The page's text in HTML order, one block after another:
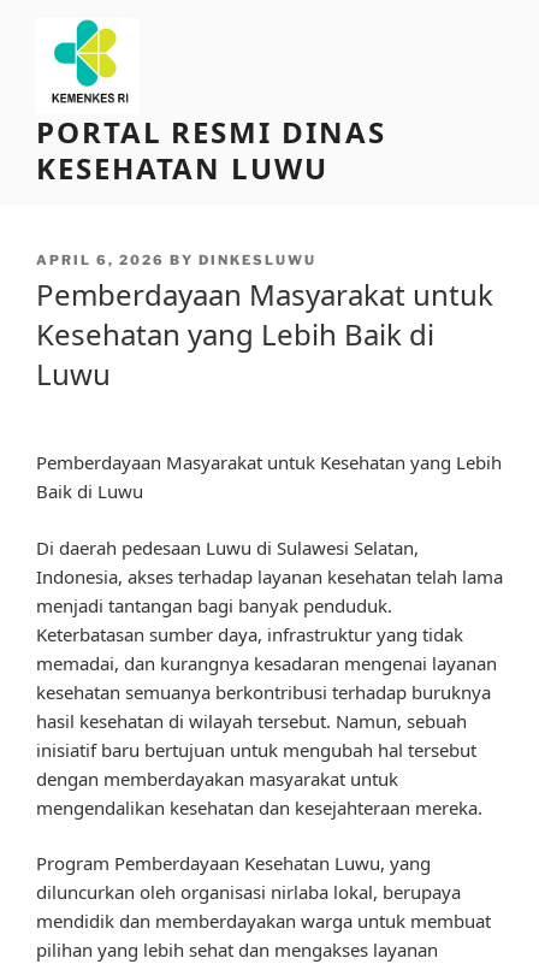
content
PORTAL RESMI DINAS
KESEHATAN LUWU
POSTED
APRIL 6, 2026 BY DINKESLUWU
Pemberdayaan Masyarakat untuk
Kesehatan yang Lebih Baik di
Luwu
Pemberdayaan Masyarakat untuk Kesehatan yang Lebih
Baik di Luwu
Di daerah pedesaan Luwu di Sulawesi Selatan,
Indonesia, akses terhadap layanan kesehatan telah lama
menjadi tantangan bagi banyak penduduk.
Keterbatasan sumber daya, infrastruktur yang tidak
memadai, dan kurangnya kesadaran mengenai layanan
kesehatan semuanya berkontribusi terhadap buruknya
hasil kesehatan di wilayah tersebut. Namun, sebuah
inisiatif baru bertujuan untuk mengubah hal tersebut
dengan memberdayakan masyarakat untuk
mengendalikan kesehatan dan kesejahteraan mereka.
Program Pemberdayaan Kesehatan Luwu, yang
diluncurkan oleh organisasi nirlaba lokal, berupaya
mendidik dan memberdayakan warga untuk membuat
pilihan yang lebih sehat dan mengakses layanan